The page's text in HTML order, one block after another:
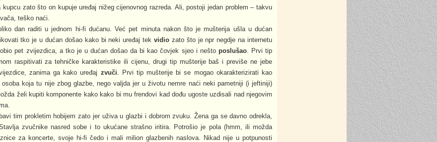
kupcu zato što on kupuje uređaj nižeg cijenovnog razreda. Ali, postoji jedan problem – takvu
teško naći.
dan raditi u jednom hi-fi dućanu. Već pet minuta nakon što je mušterija ušla u dućan
tko je u dućan došao kako bi neki uređaj tek vidio zato što je npr negdje na internetu
pet zvijezdica, a tko je u dućan došao da bi kao čovjek sjeo i nešto poslušao. Prvi tip
raspitivati za tehničke karakteristike ili cijenu, drugi tip mušterije baš i previše ne jebe
zanima ga kako uređaj zvuči . Prvi tip mušterije bi se mogao okarakterizirati kao
osoba koja tu nije zbog glazbe, nego valjda jer u životu nemre naći neki pametniji (i jeftiniji)
želi kupiti komponente kako kako bi mu frendovi kad dođu ugoste uzdisali nad njegovim
tim prokletim hobijem zato jer uživa u glazbi i dobrom zvuku. Žena ga se davno odrekla,
zvučnike nasred sobe i to ukućane strašno iritira. Potrošio je pola (hmm, ili možda
za koncerte, svoje hi-fi čedo i mali milion glazbenih naslova. Nikad nije u potpunosti